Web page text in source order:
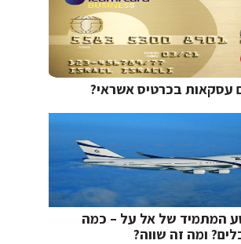
עסקאות בכרטיס אשראי?
המתמיד של אל על – כמה
ומה זה שווה?